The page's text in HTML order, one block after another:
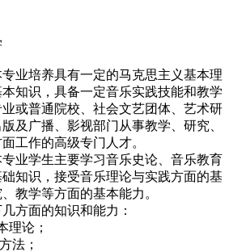
培养具有一定的马克思主义基本理
知识，具备一定音乐实践技能和教学
或普通院校、社会文艺团体、艺术研
及广播、影视部门从事教学、研究、
工作的高级专门人才。
学生主要学习音乐史论、音乐教育
知识，接受音乐理论与实践方面的基
教学等方面的基本能力。
面的知识和能力：
论；
法；